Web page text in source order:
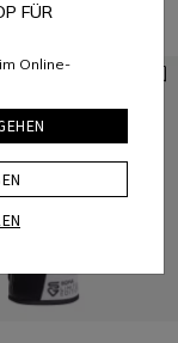
FÜR
Online-